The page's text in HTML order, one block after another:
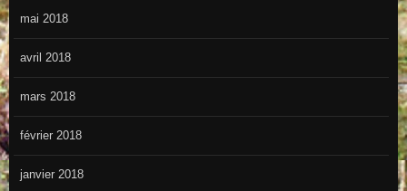
mai 2018
avril 2018
mars 2018
février 2018
janvier 2018